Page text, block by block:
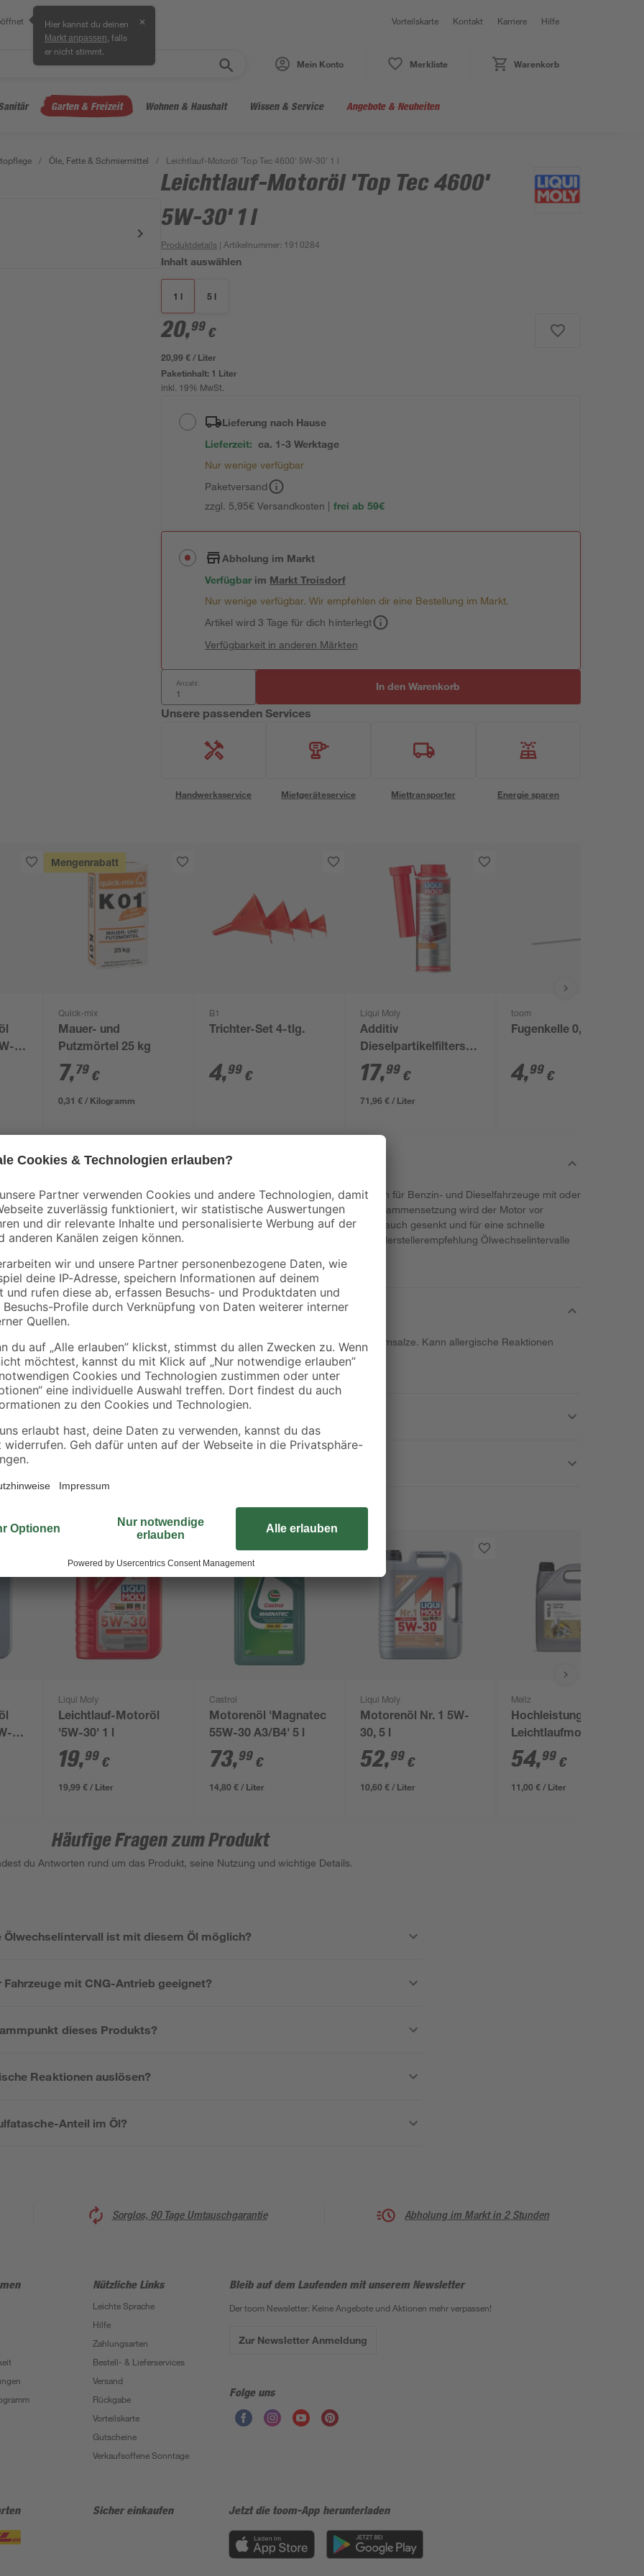
Hier kannst du deinen
Markt anpassen , falls
er nicht stimmt.
✕ Vorteilskarte Kontakt Karriere Hilfe
Mein Konto Merkliste Warenkorb
Garten & Freizeit Wohnen & Haushalt Wissen & Service Angebote & Neuheiten
/ Öle, Fette & Schmiermittel / Leichtlauf-Motoröl 'Top Tec 4600' 5W-30' 1 l
Leichtlauf-Motoröl 'Top Tec 4600'
5W-30' 1 l
Produktdetails | Artikelnummer: 1910284
Inhalt auswählen
1 l 5 l
20,99 €
20,99 € / Liter
Paketinhalt: 1 Liter
inkl. 19% MwSt.
Lieferung nach Hause
Lieferzeit: ca. 1-3 Werktage
Nur wenige verfügbar
Paketversand
zzgl. 5,95€ Versandkosten | frei ab 59€
Abholung im Markt
Verfügbar im MarktTroisdorf
Nur wenige verfügbar. Wir empfehlen dir eine Bestellung im Markt.
Artikel wird 3 Tage für dich hinterlegt
Verfügbarkeit in anderen Märkten
Anzahl: In den Warenkorb
Unsere passenden Services
Handwerksservice Mietgeräteservice Miettransporter Energie sparen
Mengenrabatt
Quick-mix
Mauer- und
Putzmörtel 25 kg
7,79 €
0,31 € / Kilogramm
B1
Trichter-Set 4-tlg.
4,99 €
Liqui Moly
Additiv
Dieselpartikelfilterschutz
250 ml
17,99 €
71,96 € / Liter
toom
Fugenkelle 0,8 cm
4,99 €
Das Motorenöl Top Tec von Liqui Moly eignet sich für Benzin- und Dieselfahrzeuge mit oder
ohne Dieselpartikelfilter. Dank der neusten Ölzusammensetzung wird der Motor vor
Verschleiß geschützt, der Öl- und Kraftstoffverbrauch gesenkt und für eine schnelle
Durchölung gesorgt. Somit lassen sich je nach Herstellerempfehlung Ölwechselintervalle
Benzolsulfonsäure, Methyl-, Mono-C20-24-verzweigte Alkylderivate, Calciumsalze. Kann allergische Reaktionen
Liqui Moly
Leichtlauf-Motoröl
'5W-30' 1 l
19,99 €
19,99 € / Liter
Castrol
Motorenöl 'Magnatec
55W-30 A3/B4' 5 l
73,99 €
14,80 € / Liter
Liqui Moly
Motorenöl Nr. 1 5W-
30, 5 l
52,99 €
10,60 € / Liter
Meilz
Hochleistungs-
Leichtlaufmotorenöl
'Synth 5W-40' 5 l
54,99 €
11,00 € / Liter
Häufige Fragen zum Produkt
du Antworten rund um das Produkt, seine Nutzung und wichtige Details.
Ölwechselintervall ist mit diesem Öl möglich?
mit CNG-Antrieb geeignet?
dieses Produkts?
Reaktionen auslösen?
Anteil im Öl?
Sorglos, 90 Tage Umtauschgarantie Abholung im Markt in 2 Stunden
Nützliche Links
Leichte Sprache
Hilfe
Zahlungsarten
Bestell- & Lieferservices
Versand
Rückgabe
Vorteilskarte
Gutscheine
Verkaufsoffene Sonntage
Bleib auf dem Laufenden mit unserem Newsletter
Der toom Newsletter: Keine Angebote und Aktionen mehr verpassen!
Zur Newsletter Anmeldung
Folge uns
Sicher einkaufen Jetzt die toom-App herunterladen